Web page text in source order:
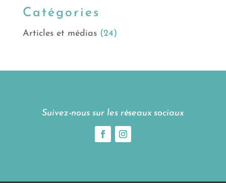
Catégories
Articles et médias(24)
Suivez-nous sur les réseaux sociaux